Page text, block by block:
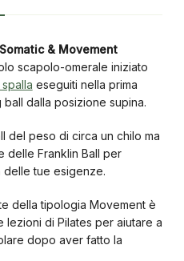
Somatic & Movement
scapolo-omerale iniziato
eseguiti nella prima
dalla posizione supina.
del peso di circa un chilo ma
delle Franklin Ball per
tue esigenze.
della tipologia Movement è
di Pilates per aiutare a
dopo aver fatto la